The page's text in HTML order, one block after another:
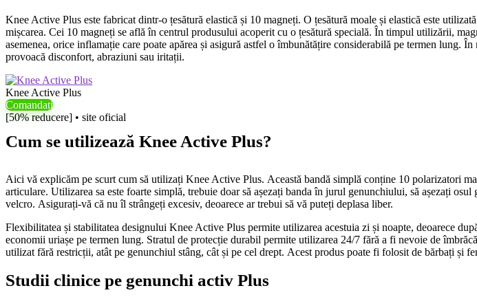
Knee Active Plus este fabricat dintr-o țesătură elastică și 10 magneți. O țesătură moale și elastică este
mișcarea. Cei 10 magneți se află în centrul produsului acoperit cu o țesătură specială. În timpul utilizării,
asemenea, orice inflamație care poate apărea și asigură astfel o îmbunătățire considerabilă pe termen lung.
provoacă disconfort, abraziuni sau iritații.
Knee Active Plus
Comandați
[50% reducere] • site oficial
Cum se utilizează Knee Active Plus?
Aici vă explicăm pe scurt cum să utilizați Knee Active Plus. Această bandă simplă conține 10 polarizatori
articulare. Utilizarea sa este foarte simplă, trebuie doar să așezați banda în jurul genunchiului, să așezați
velcro. Asigurați-vă că nu îl strângeți excesiv, deoarece ar trebui să vă puteți deplasa liber.
Flexibilitatea și stabilitatea designului Knee Active Plus permite utilizarea acestuia zi și noapte, deoarece
economii uriașe pe termen lung. Stratul de protecție durabil permite utilizarea 24/7 fără a fi nevoie de
utilizat fără restricții, atât pe genunchiul stâng, cât și pe cel drept. Acest produs poate fi folosit de bărbați și
Studii clinice pe genunchi activ Plus